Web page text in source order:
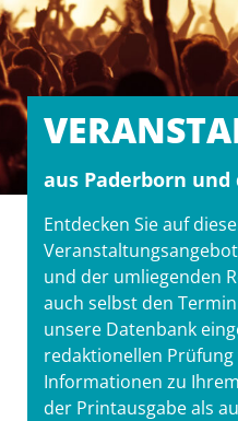
aus Paderborn und
Entdecken Sie auf
und der umliegenden
auch selbst den
unsere Datenbank
redaktionellen
Informationen zu
der Printausgabe als